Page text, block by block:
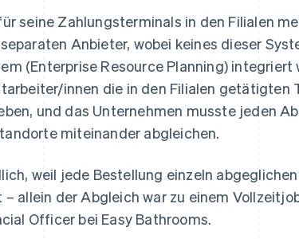
seine Zahlungsterminals in den Filialen
Anbieter, wobei keines dieser
(Enterprise Resource Planning) integriert
innen die in den Filialen getätigten
und das Unternehmen musste jeden
miteinander abgleichen.
weil jede Bestellung einzeln
allein der Abgleich war zu einem
Officer bei Easy Bathrooms.